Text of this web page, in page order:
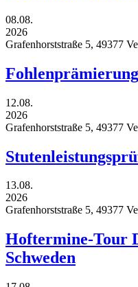
08.08.
2026
Grafenhorststraße 5, 49377
12.08.
2026
Grafenhorststraße 5, 49377
13.08.
2026
Grafenhorststraße 5, 49377
Hoftermine-Tour
Schweden